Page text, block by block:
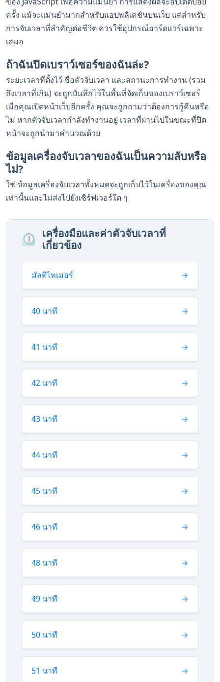
ครั้ง แม้จะแม่นยำมากสำหรับแอปพลิเคชันบนเว็บ แต่สำหรับ
การจับเวลาที่สำคัญต่อชีวิต ควรใช้อุปกรณ์ฮาร์ดแวร์เฉพาะ
เสมอ
ถ้าฉันปิดเบราว์เซอร์ของฉันล่ะ?
ระยะเวลาที่ตั้งไว้ ชื่อตัวจับเวลา และสถานะการทำงาน (รวม
ถึงเวลาที่เกิน) จะถูกบันทึกไว้ในพื้นที่จัดเก็บของเบราว์เซอร์
เมื่อคุณเปิดหน้าเว็บอีกครั้ง คุณจะถูกถามว่าต้องการกู้คืนหรือ
ไม่ หากตัวจับเวลากำลังทำงานอยู่ เวลาที่ผ่านไปในขณะที่ปิด
หน้าจะถูกนำมาคำนวณด้วย
ข้อมูลเครื่องจับเวลาของฉันเป็นความลับหรือ
ไม่?
ใช่ ข้อมูลเครื่องจับเวลาทั้งหมดจะถูกเก็บไว้ในเครื่องของคุณ
เท่านั้นและไม่ส่งไปยังเซิร์ฟเวอร์ใด ๆ
⏲️ เครื่องมือและค่าตัวจับเวลาที่
เกี่ยวข้อง
มัลติไทเมอร์
40 นาที
41 นาที
42 นาที
43 นาที
44 นาที
45 นาที
46 นาที
48 นาที
49 นาที
50 นาที
51 นาที